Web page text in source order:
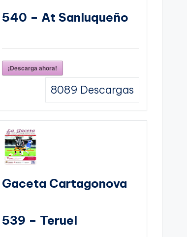
540 – At Sanluqueño
¡Descarga ahora!
8089 Descargas
Gaceta Cartagonova
539 – Teruel